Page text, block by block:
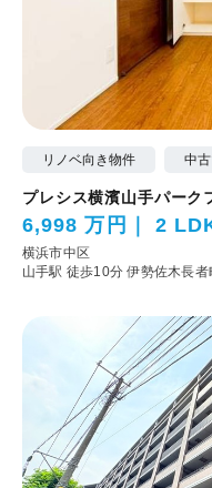
リノベ向き物件 中
プレシス横濱山手パーク
6,998 万円 2
横浜市中区
山手駅 徒歩10分伊勢佐木長